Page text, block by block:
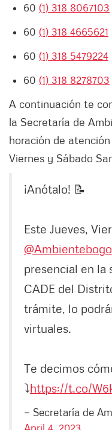
60 (1) 318 8067103
60 (1) 318 4665621
60 (1) 318 5479224
60 (1) 318 8278703
A continuación te
la Secretaría de
horación de
Viernes y Sábado
¡Anótalo! 📝
Este Jueves,
presencial en la
CADE del
trámite, lo
virtuales.
Te decimos
⤵️https://t.co/
— Secretaría de